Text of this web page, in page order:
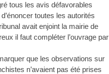
tous les avis défavorables
toutes les autorités
avait enjoint la mairie de
il faut compléter l’ouvrage par
que les observations sur
n’avaient pas été prises